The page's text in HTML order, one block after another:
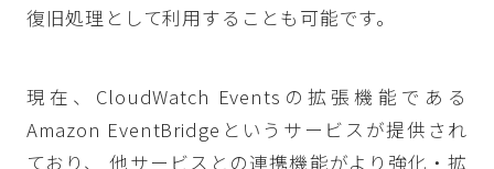
復旧処理として利用することも可能です。
現在、CloudWatch Eventsの拡張機能である
Amazon EventBridgeというサービスが提供され
ており、 他サービスとの連携機能がより強化・拡